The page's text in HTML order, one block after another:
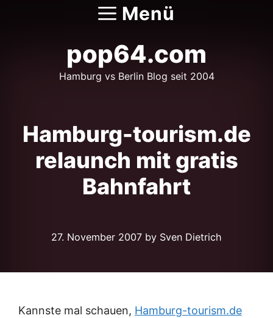
Menü
pop64.com
Hamburg vs Berlin Blog seit 2004
Hamburg-tourism.de
relaunch mit gratis
Bahnfahrt
27. November 2007 by Sven Dietrich
Kannste mal schauen, Hamburg-tourism.de